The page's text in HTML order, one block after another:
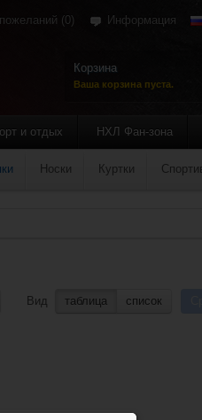
(0) Информация
Корзина
Ваша корзина пуста.
Носки Куртки
и отдых НХЛ Фан-зона
Вид таблица список